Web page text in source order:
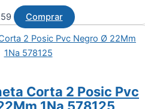
Comprar
Corta 2 Posic Pvc
1Na 578125